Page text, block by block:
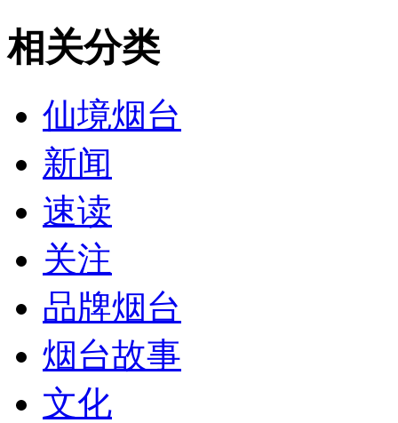
相关分类
仙境烟台
新闻
速读
关注
品牌烟台
烟台故事
文化